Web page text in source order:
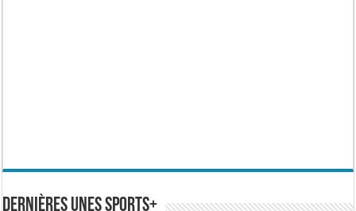
Dernières Unes Sports+